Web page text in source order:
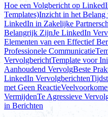
Hoe een Volgbericht op
Templates)Inzicht in het Belang
LinkedIn in Zakelijke
Belangrijk ZijnJe LinkedIn
Elementen van een Effectief
Professionele Communicatie
VervolgberichtTemplate voor
Aanhoudend VervolgBeste
LinkedIn Vervolgberichten
met Geen Reactie
VermijdenTe Agressieve
in Berichten